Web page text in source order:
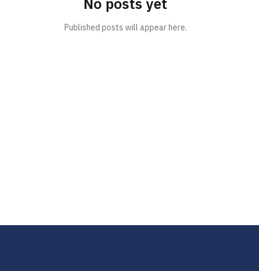
No posts yet
Published posts will appear here.